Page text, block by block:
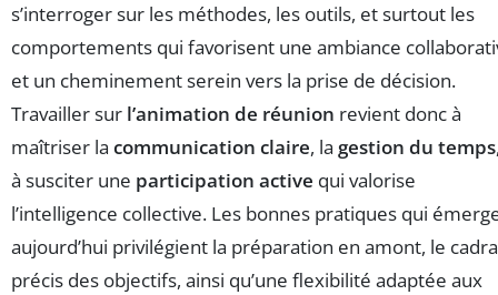
s’interroger sur les méthodes, les outils, et surtout les
comportements qui favorisent une ambiance
et un cheminement serein vers la prise de décision.
Travailler sur l’animation de réunion revient donc à
maîtriser la communication claire, la gestion du temps
à susciter une participation active qui valorise
l’intelligence collective. Les bonnes pratiques qui
aujourd’hui privilégient la préparation en amont, le
précis des objectifs, ainsi qu’une flexibilité adaptée aux